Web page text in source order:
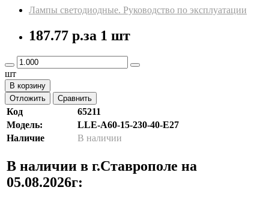
Лампы светодиодные. Руководство по эксплуатации
187.77 р.за 1 шт
шт
В корзину
Отложить
Сравнить
Код
65211
Модель:
LLE-A60-15-230-40-E27
Наличие
В наличии
В наличии в г.Ставрополе на
05.08.2026г: